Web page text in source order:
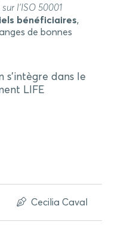
l’ISO 50001
bénéficiaires,
de bonnes
dans le
LIFE
Cecilia Caval